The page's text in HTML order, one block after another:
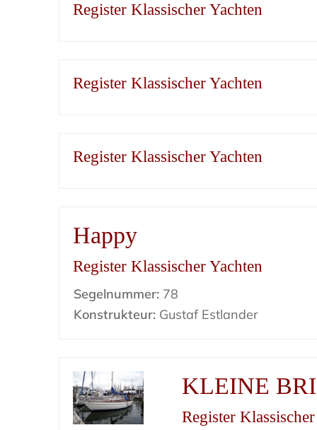
Register Klassischer Yachten
Register Klassischer Yachten
Register Klassischer Yachten
Happy
Register Klassischer Yachten
Segelnummer: 78
Konstrukteur: Gustaf Estlander
KLEINE
Register